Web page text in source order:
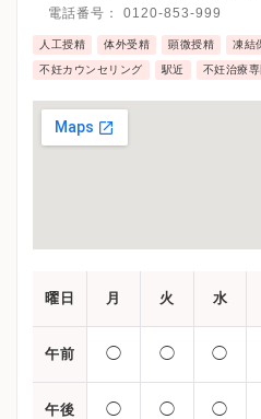
電話番号： 0120-853-999
人工授精 体外受精 顕微授精 凍結
不妊カウンセリング 駅近 不妊治療専
曜日 月 火 水
午前 ◯ ◯ ◯
午後 ◯ ◯ ◯